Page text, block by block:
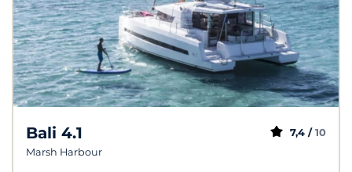
Bali 4.1
Marsh Harbour
7,4 / 10